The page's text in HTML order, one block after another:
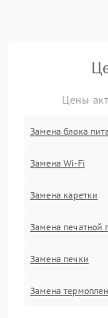
Цены
Замена блока
Замена Wi-Fi
Замена каретки
Замена печатной
Замена печки
Замена